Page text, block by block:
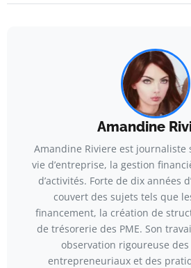
Amandine
Amandine Riviere est journaliste
vie d’entreprise, la gestion
d’activités. Forte de dix années
couvert des sujets tels que
financement, la création de
de trésorerie des PME. Son
observation rigoureuse
entrepreneuriaux et des